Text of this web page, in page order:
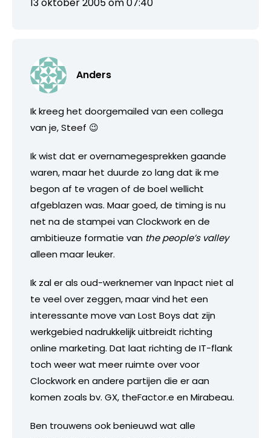
Anders
Ik kreeg het doorgemailed van een collega
van je, Steef 😉
Ik wist dat er overnamegesprekken gaande
waren, maar het duurde zo lang dat ik me
begon af te vragen of de boel wellicht
afgeblazen was. Maar goed, de timing is nu
net na de stampei van Clockwork en de
ambitieuze formatie van the people’s valley
alleen maar leuker.
Ik zal er als oud-werknemer van Inpact niet al
te veel over zeggen, maar vind het een
interessante move van Lost Boys dat zijn
werkgebied nadrukkelijk uitbreidt richting
online marketing. Dat laat richting de IT-flank
toch weer wat meer ruimte over voor
Clockwork en andere partijen die er aan
komen zoals bv. GX, theFactor.e en Mirabeau.
Ben trouwens ook benieuwd wat alle